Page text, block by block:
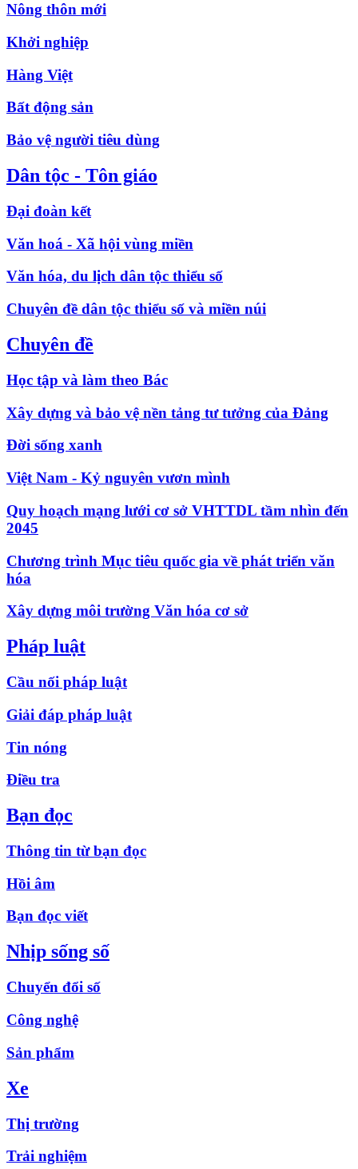
Nông thôn mới
Khởi nghiệp
Hàng Việt
Bất động sản
Bảo vệ người tiêu dùng
Dân tộc - Tôn giáo
Đại đoàn kết
Văn hoá - Xã hội vùng miền
Văn hóa, du lịch dân tộc thiểu số
Chuyên đề dân tộc thiểu số và miền núi
Chuyên đề
Học tập và làm theo Bác
Xây dựng và bảo vệ nền tảng tư tưởng của Đảng
Đời sống xanh
Việt Nam - Kỷ nguyên vươn mình
Quy hoạch mạng lưới cơ sở VHTTDL tầm nhìn đến
2045
Chương trình Mục tiêu quốc gia về phát triển văn
hóa
Xây dựng môi trường Văn hóa cơ sở
Pháp luật
Cầu nối pháp luật
Giải đáp pháp luật
Tin nóng
Điều tra
Bạn đọc
Thông tin từ bạn đọc
Hồi âm
Bạn đọc viết
Nhịp sống số
Chuyển đổi số
Công nghệ
Sản phẩm
Xe
Thị trường
Trải nghiệm